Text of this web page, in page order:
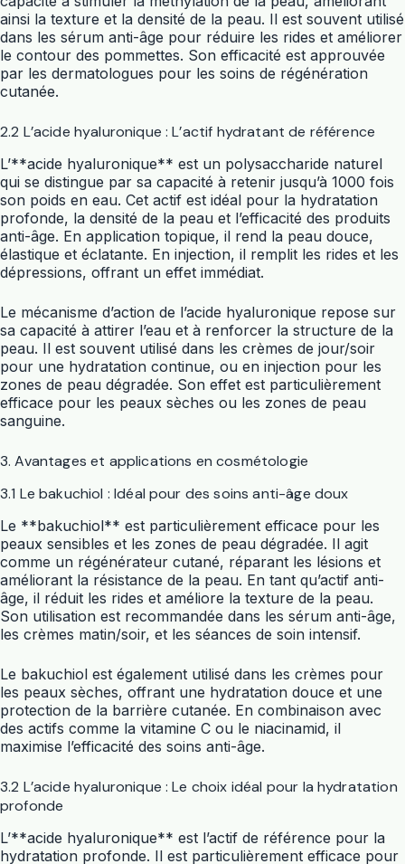
ainsi la texture et la densité de la peau. Il est souvent utilisé
dans les sérum anti-âge pour réduire les rides et améliorer
le contour des pommettes. Son efficacité est approuvée
par les dermatologues pour les soins de régénération
cutanée.
2.2 L’acide hyaluronique : L’actif hydratant de référence
L’**acide hyaluronique** est un polysaccharide naturel
qui se distingue par sa capacité à retenir jusqu’à 1000 fois
son poids en eau. Cet actif est idéal pour la hydratation
profonde, la densité de la peau et l’efficacité des produits
anti-âge. En application topique, il rend la peau douce,
élastique et éclatante. En injection, il remplit les rides et les
dépressions, offrant un effet immédiat.
Le mécanisme d’action de l’acide hyaluronique repose sur
sa capacité à attirer l’eau et à renforcer la structure de la
peau. Il est souvent utilisé dans les crèmes de jour/soir
pour une hydratation continue, ou en injection pour les
zones de peau dégradée. Son effet est particulièrement
efficace pour les peaux sèches ou les zones de peau
sanguine.
3. Avantages et applications en cosmétologie
3.1 Le bakuchiol : Idéal pour des soins anti-âge doux
Le **bakuchiol** est particulièrement efficace pour les
peaux sensibles et les zones de peau dégradée. Il agit
comme un régénérateur cutané, réparant les lésions et
améliorant la résistance de la peau. En tant qu’actif anti-
âge, il réduit les rides et améliore la texture de la peau.
Son utilisation est recommandée dans les sérum anti-âge,
les crèmes matin/soir, et les séances de soin intensif.
Le bakuchiol est également utilisé dans les crèmes pour
les peaux sèches, offrant une hydratation douce et une
protection de la barrière cutanée. En combinaison avec
des actifs comme la vitamine C ou le niacinamid, il
maximise l’efficacité des soins anti-âge.
3.2 L’acide hyaluronique : Le choix idéal pour la hydratation
profonde
L’**acide hyaluronique** est l’actif de référence pour la
hydratation profonde. Il est particulièrement efficace pour